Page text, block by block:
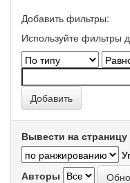
Добавить фильтры:
Используйте фильтры
Вывести на страницу
Авторы